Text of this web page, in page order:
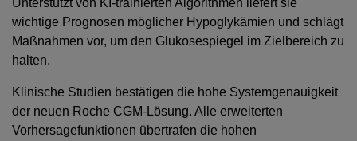
wichtige Prognosen möglicher Hypoglykämien und schlägt
Maßnahmen vor, um den Glukosespiegel im Zielbereich zu
halten.
Klinische Studien bestätigen die hohe Systemgenauigkeit
der neuen Roche CGM-Lösung. Alle erweiterten
Vorhersagefunktionen übertrafen die hohen